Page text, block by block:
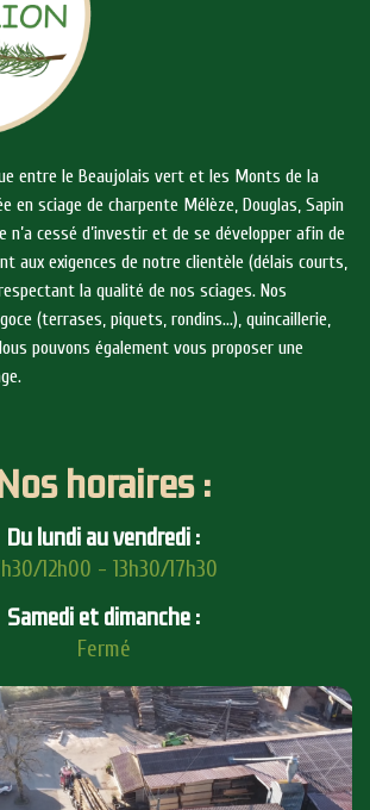
entre le Beaujolais vert et les Monts de la
en sciage de charpente Mélèze, Douglas, Sapin
n’a cessé d’investir et de se développer afin de
aux exigences de notre clientèle (délais courts,
la qualité de nos sciages. Nos
(terrases, piquets, rondins…), quincaillerie,
pouvons également vous proposer une
horaires :
Du lundi au vendredi :
12h00 - 13h30/17h30
Samedi et dimanche :
Fermé